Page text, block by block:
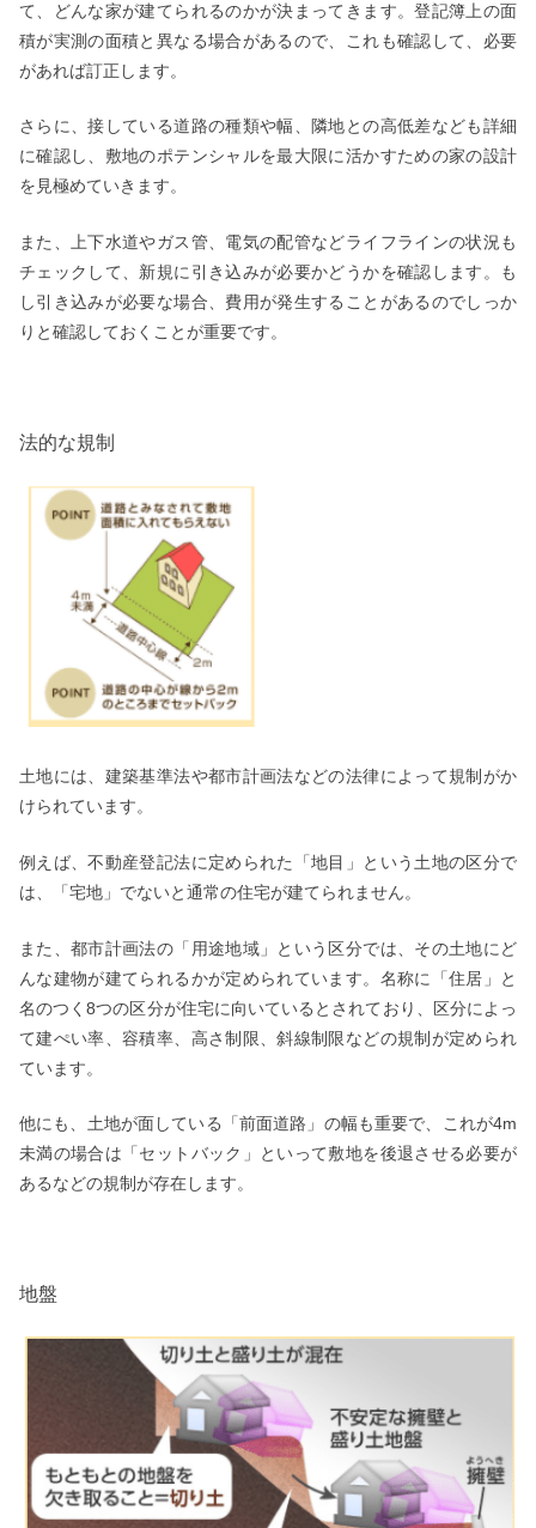
て、どんな家が建てられるのかが決まってきます。登記簿上の面
積が実測の面積と異なる場合があるので、これも確認して、必要
があれば訂正します。
さらに、接している道路の種類や幅、隣地との高低差なども詳細
に確認し、敷地のポテンシャルを最大限に活かすための家の設計
を見極めていきます。
また、上下水道やガス管、電気の配管などライフラインの状況も
チェックして、新規に引き込みが必要かどうかを確認します。も
し引き込みが必要な場合、費用が発生することがあるのでしっか
りと確認しておくことが重要です。
法的な規制
土地には、建築基準法や都市計画法などの法律によって規制がか
けられています。
例えば、不動産登記法に定められた「地目」という土地の区分で
は、「宅地」でないと通常の住宅が建てられません。
また、都市計画法の「用途地域」という区分では、その土地にど
んな建物が建てられるかが定められています。名称に「住居」と
名のつく8つの区分が住宅に向いているとされており、区分によっ
て建ぺい率、容積率、高さ制限、斜線制限などの規制が定められ
ています。
他にも、土地が面している「前面道路」の幅も重要で、これが4m
未満の場合は「セットバック」といって敷地を後退させる必要が
あるなどの規制が存在します。
地盤